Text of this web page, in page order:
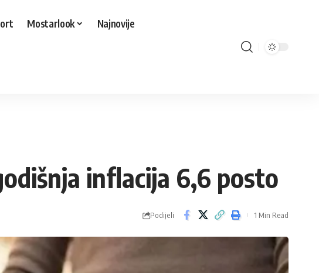
Mostarlook Najnovije
inflacija 6,6 posto
Podijeli 1 Min Read